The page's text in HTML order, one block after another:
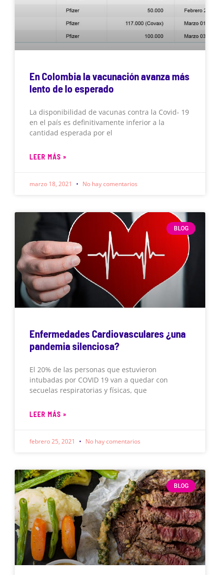
En Colombia la vacunación avanza más
lento de lo esperado
La disponibilidad de vacunas contra la Covid- 19
en el país es definitivamente inferior a la
cantidad esperada por el
LEER MÁS »
marzo 18, 2021 No hay comentarios
BLOG
Enfermedades Cardiovasculares ¿una
pandemia silenciosa?
El 20% de las personas que estuvieron
intubadas por COVID 19 van a quedar con
secuelas respiratorias y físicas, que
LEER MÁS »
febrero 25, 2021 No hay comentarios
BLOG